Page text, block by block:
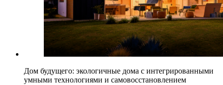
Дом будущего: экологичные дома с интегрированными
умными технологиями и самовосстановлением